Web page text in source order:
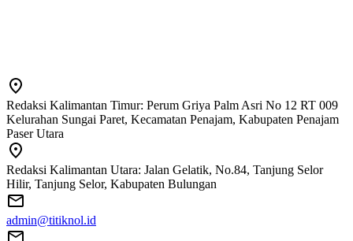
Redaksi Kalimantan Timur: Perum Griya Palm Asri No 12 RT 009
Kelurahan Sungai Paret, Kecamatan Penajam, Kabupaten Penajam
Paser Utara
Redaksi Kalimantan Utara: Jalan Gelatik, No.84, Tanjung Selor
Hilir, Tanjung Selor, Kabupaten Bulungan
admin@titiknol.id